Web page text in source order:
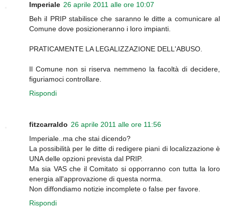
Imperiale 26 aprile 2011 alle ore 10:07
Beh il PRIP stabilisce che saranno le ditte a comunicare al
Comune dove posizioneranno i loro impianti.
PRATICAMENTE LA LEGALIZZAZIONE DELL'ABUSO.
Il Comune non si riserva nemmeno la facoltà di decidere,
figuriamoci controllare.
Rispondi
fitzcarraldo 26 aprile 2011 alle ore 11:56
Imperiale..ma che stai dicendo?
La possibilità per le ditte di redigere piani di localizzazione è
UNA delle opzioni prevista dal PRIP.
Ma sia VAS che il Comitato si opporranno con tutta la loro
energia all'approvazione di questa norma.
Non diffondiamo notizie incomplete o false per favore.
Rispondi